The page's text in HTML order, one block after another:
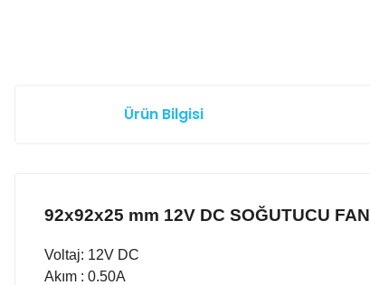
Ürün Bilgisi
92x92x25 mm 12V DC SOĞUTUCU FAN
Voltaj: 12V DC
Akım : 0.50A